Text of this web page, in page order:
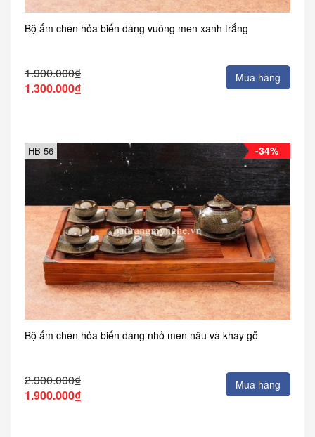
Bộ ấm chén hỏa biến dáng vuông men xanh trắng
1.900.000₫
1.300.000₫
Mua hàng
-34%
HB 56
Bộ ấm chén hỏa biến dáng nhỏ men nâu và khay gỗ
2.900.000₫
1.900.000₫
Mua hàng